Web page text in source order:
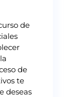
de
de
te
deseas